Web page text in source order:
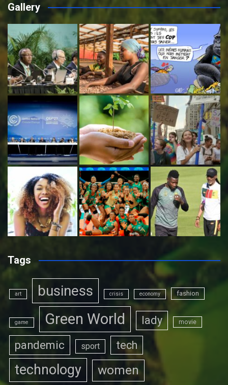
Gallery
Tags
art business crisis economy fashion
game Green World lady movie
pandemic sport tech
technology women